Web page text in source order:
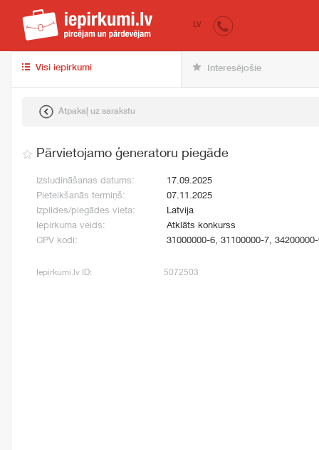
iepirkumi.lv
LV
Visi iepirkumi Interesējošie
Atpakaļ uz sarakstu
Pārvietojamo ģeneratoru piegāde
Izsludināšanas datums:
17.09.2025
Pieteikšanās termiņš:
07.11.2025
Izpildes/piegādes vieta:
Latvija
Iepirkuma veids:
Atklāts konkurss
CPV kodi:
31000000-6, 31100000-7,
Iepirkumi.lv ID: 5072503